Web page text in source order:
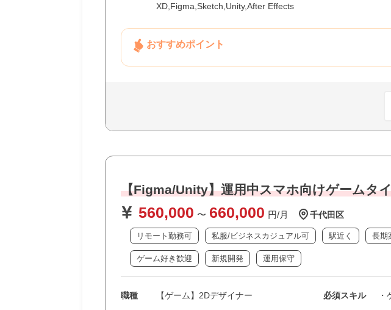
XD,Figma,Sketch,Unity,After Effects
おすすめポイント
【Figma/Unity】運用中スマホ向けゲームタ
560,000 〜 660,000 円/月 千代田区
リモート勤務可 私服/ビジネスカジュアル可 駅近く 長期
ゲーム好き歓迎 新規開発 運用保守
職種 【ゲーム】2Dデザイナー 必須スキル